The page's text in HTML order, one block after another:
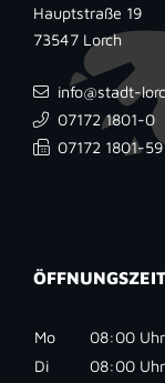
Hauptstraße 19
73547 Lorch
info@stadt-
07172 1801-0
07172 1801-59
Mo
08:00
Di
08:00